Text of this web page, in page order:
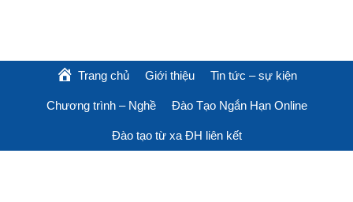
Trang chủ Giới thiệu Tin tức – sự kiện
Chương trình – Nghề Đào Tạo Ngắn Hạn Online
Đào tạo từ xa ĐH liên kết